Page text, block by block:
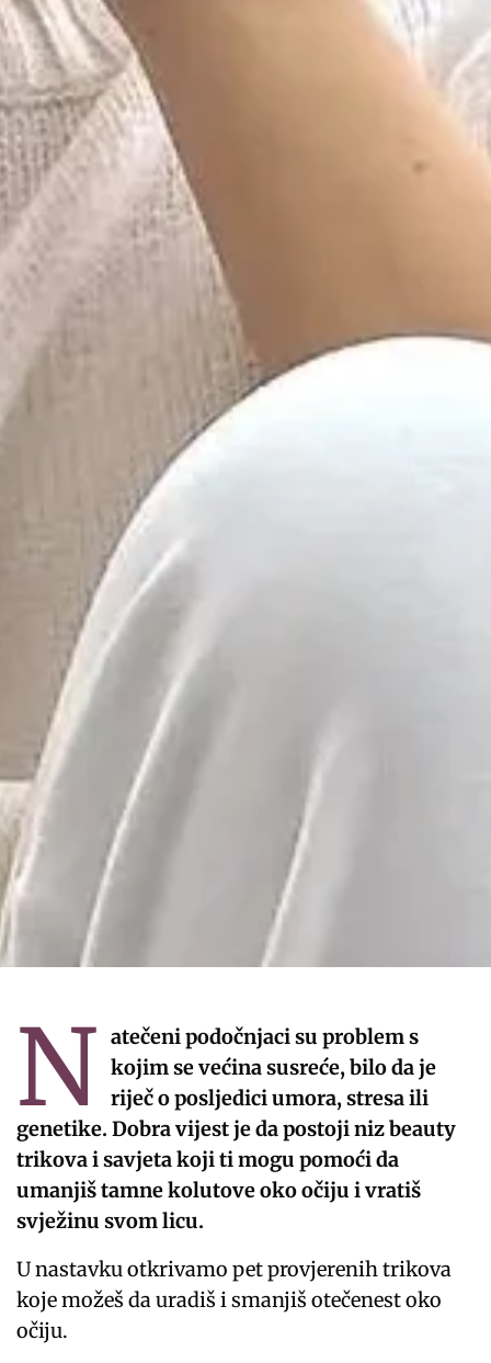
N atečeni podočnjaci su problem s
kojim se većina susreće, bilo da je
riječ o posljedici umora, stresa ili
genetike. Dobra vijest je da postoji niz beauty
trikova i savjeta koji ti mogu pomoći da
umanjiš tamne kolutove oko očiju i vratiš
svježinu svom licu.
U nastavku otkrivamo pet provjerenih trikova
koje možeš da uradiš i smanjiš otečenest oko
očiju.